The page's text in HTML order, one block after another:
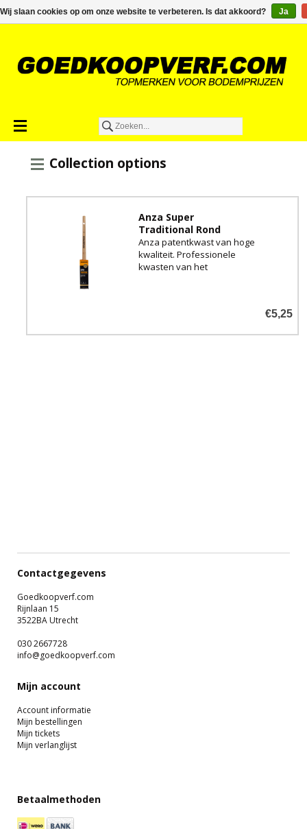
€0,00
Collection options
Anza Super
Traditional Rond
Anza patentkwast van hoge
kwaliteit. Professionele
kwasten van het
€5,25
Contactgegevens
Goedkoopverf.com
Rijnlaan 15
3522BA Utrecht
030 2667728
info@goedkoopverf.com
Mijn account
Account informatie
Mijn bestellingen
Mijn tickets
Mijn verlanglijst
Betaalmethoden
Wij slaan cookies op om onze website te verbeteren. Is dat akkoord? Ja